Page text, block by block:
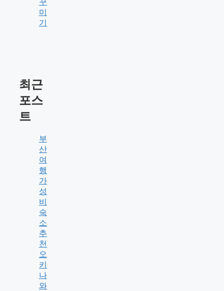
미
기
최근
포스
트
부
산
여
행
가
성
비
숙
소
추
천
오
키
나
와